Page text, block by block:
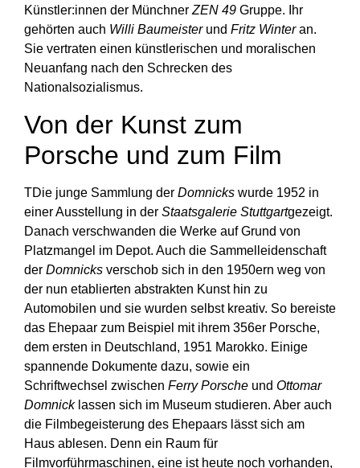
Künstler:innen der MünchnerZEN 49 Gruppe. Ihr
gehörten auch Willi Baumeisterund Fritz Winteran.
Sie vertraten einen künstlerischen und moralischen
Neuanfang nach den Schrecken des
Nationalsozialismus.
Von der Kunst zum
Porsche und zum Film
TDie junge Sammlung der Domnicks wurde 1952 in
einer Ausstellung in der Staatsgalerie Stuttgartgezeigt.
Danach verschwanden die Werke auf Grund von
Platzmangel im Depot. Auch die Sammelleidenschaft
der Domnicks verschob sich in den 1950ern weg von
der nun etablierten abstrakten Kunst hin zu
Automobilen und sie wurden selbst kreativ. So bereiste
das Ehepaar zum Beispiel mit ihrem 356er Porsche,
dem ersten in Deutschland, 1951 Marokko. Einige
spannende Dokumente dazu, sowie ein
Schriftwechsel zwischen Ferry Porsche und Ottomar
Domnicklassen sich im Museum studieren. Aber auch
die Filmbegeisterung des Ehepaars lässt sich am
Haus ablesen. Denn ein Raum für
Filmvorführmaschinen, eine ist heute noch vorhanden,